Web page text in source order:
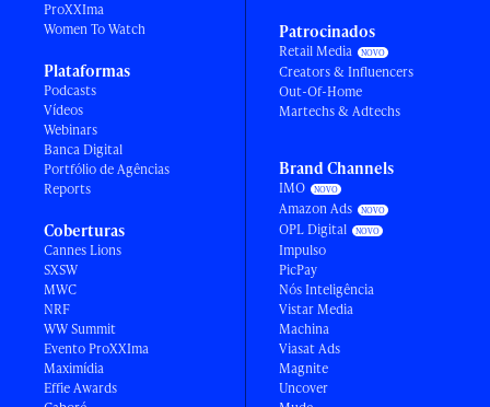
ProXXIma
Women To Watch
Plataformas
Podcasts
Vídeos
Webinars
Banca Digital
Portfólio de Agências
Reports
Coberturas
Cannes Lions
SXSW
MWC
NRF
WW Summit
Evento ProXXIma
Maximídia
Effie Awards
Patrocinados
Retail Media
Creators & Influencers
Out-Of-Home
Martechs & Adtechs
Brand Channels
IMO
Amazon Ads
OPL Digital
Impulso
PicPay
Nós Inteligência
Vistar Media
Machina
Viasat Ads
Magnite
Uncover